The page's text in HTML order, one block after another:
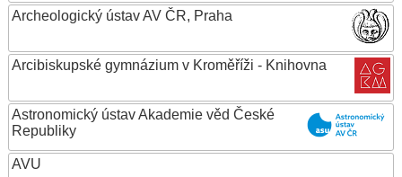
Archeologický ústav AV ČR, Praha
Arcibiskupské gymnázium v Kroměříži - Knihovna
Astronomický ústav Akademie věd České
Republiky
AVU